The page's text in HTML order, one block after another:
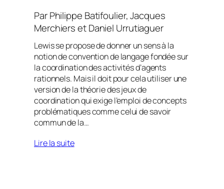
ParPhilippe Batifoulier,Jacques
MerchiersetDaniel Urrutiaguer
Lewis se propose de donner un sens à la
notion de convention de langage fondée sur
la coordination des activités d’agents
rationnels. Mais il doit pour cela utiliser une
version de la théorie des jeux de
coordination qui exige l’emploi de concepts
problématiques comme celui de savoir
commun de la…
Lire la suite